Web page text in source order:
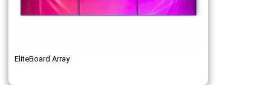
EliteBoard Array